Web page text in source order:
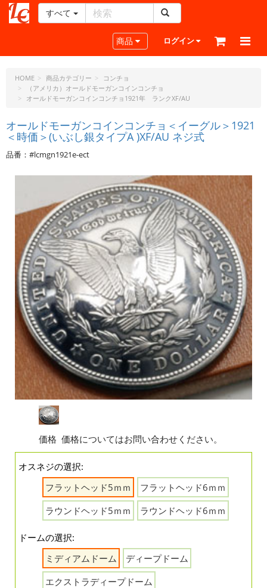
ー
ラ
フ
ト・
ッ
ト・
ジ
ー
すべて
Toggle navigation
商品 ログイン
HOME 商品カテゴリー
コンチョ
（アメリカ）オールドモーガンコインコンチョ
オールドモーガンコインコンチョ1921年 ランクXF/AU
オールドモーガンコインコンチョ＜イーグル＞1921
＜時価＞(いぶし銀タイプA )XF/AU ネジ式
品番：#lcmgn1921e-ect
価格 価格についてはお問い合わせください。
オスネジの選択:
フラットヘッド5ｍｍ
フラットヘッド6ｍｍ
ラウンドヘッド5ｍｍ
ラウンドヘッド6ｍｍ
ドームの選択:
ミディアムドーム
ディープドーム
エクストラディープドーム